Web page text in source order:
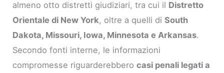
almeno otto distretti giudiziari, tra cui il Distretto
Orientale di New York, oltre a quelli diSouth
Dakota, Missouri, Iowa, Minnesota e Arkansas.
Secondo fonti interne, le informazioni
compromesse riguarderebberocasi penali legati a